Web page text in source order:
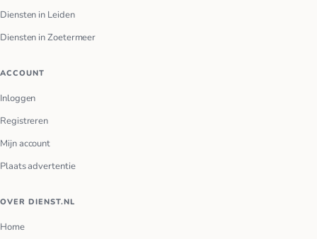
Diensten in Leiden
Diensten in Zoetermeer
ACCOUNT
Inloggen
Registreren
Mijn account
Plaats advertentie
OVER DIENST.NL
Home